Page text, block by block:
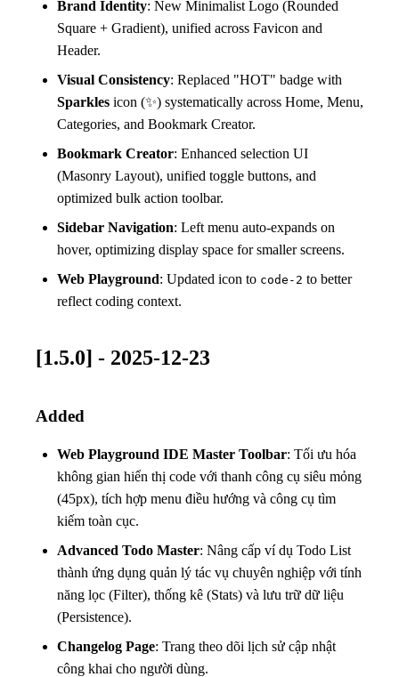
Brand Identity: New Minimalist Logo (Rounded
Square + Gradient), unified across Favicon and
Header.
Visual Consistency: Replaced "HOT" badge with
Sparkles icon (✨) systematically across Home, Menu,
Categories, and Bookmark Creator.
Bookmark Creator: Enhanced selection UI
(Masonry Layout), unified toggle buttons, and
optimized bulk action toolbar.
Sidebar Navigation: Left menu auto-expands on
hover, optimizing display space for smaller screens.
Web Playground: Updated icon to code-2 to better
reflect coding context.
[1.5.0] - 2025-12-23
Added
Web Playground IDE Master Toolbar: Tối ưu hóa
không gian hiển thị code với thanh công cụ siêu mỏng
(45px), tích hợp menu điều hướng và công cụ tìm
kiếm toàn cục.
Advanced Todo Master: Nâng cấp ví dụ Todo List
thành ứng dụng quản lý tác vụ chuyên nghiệp với tính
năng lọc (Filter), thống kê (Stats) và lưu trữ dữ liệu
(Persistence).
Changelog Page: Trang theo dõi lịch sử cập nhật
công khai cho người dùng.